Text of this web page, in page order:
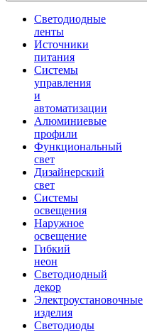
Светодиодные
ленты
Источники
питания
Системы
управления
и
автоматизации
Алюминиевые
профили
Функциональный
свет
Дизайнерский
свет
Системы
освещения
Наружное
освещение
Гибкий
неон
Светодиодный
декор
Электроустановочные
изделия
Светодиоды